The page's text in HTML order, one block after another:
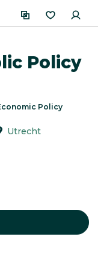
Policy
Policy
Utrecht